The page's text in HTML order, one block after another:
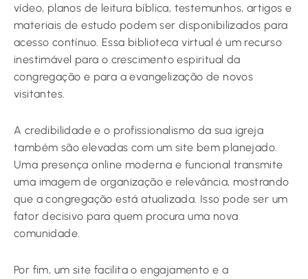
vídeo, planos de leitura bíblica, testemunhos, artigos e
materiais de estudo podem ser disponibilizados para
acesso contínuo. Essa biblioteca virtual é um recurso
inestimável para o crescimento espiritual da
congregação e para a evangelização de novos
visitantes.
A credibilidade e o profissionalismo da sua igreja
também são elevadas com um site bem planejado.
Uma presença online moderna e funcional transmite
uma imagem de organização e relevância, mostrando
que a congregação está atualizada. Isso pode ser um
fator decisivo para quem procura uma nova
comunidade.
Por fim, um site facilita o engajamento e a